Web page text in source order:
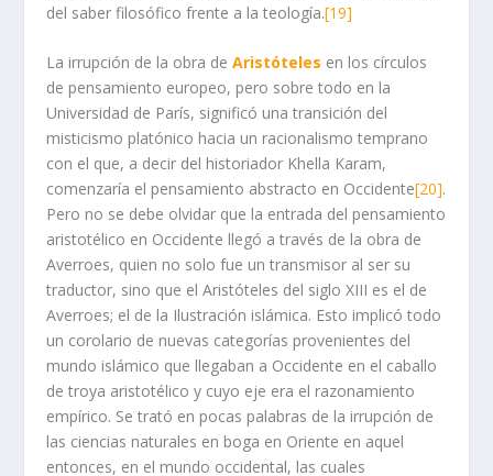
del saber filosófico frente a la teología.[19]
La irrupción de la obra deAristóteles en los círculos
de pensamiento europeo, pero sobre todo en la
Universidad de París, significó una transición del
misticismo platónico hacia un racionalismo temprano
con el que, a decir del historiador Khella Karam,
comenzaría el pensamiento abstracto en Occidente[20].
Pero no se debe olvidar que la entrada del pensamiento
aristotélico en Occidente llegó a través de la obra de
Averroes, quien no solo fue un transmisor al ser su
traductor, sino que el Aristóteles del siglo XIII es el de
Averroes; el de la Ilustración islámica. Esto implicó todo
un corolario de nuevas categorías provenientes del
mundo islámico que llegaban a Occidente en el caballo
de troya aristotélico y cuyo eje era el razonamiento
empírico. Se trató en pocas palabras de la irrupción de
las ciencias naturales en boga en Oriente en aquel
entonces, en el mundo occidental, las cuales